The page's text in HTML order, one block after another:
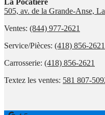
La Pocatière
505, av. de la Grande-Anse,
Ventes: (844) 977-2621
Service/Pièces: (418) 856-2621
Carrosserie: (418) 856-2621
Textez les ventes: 581 807-